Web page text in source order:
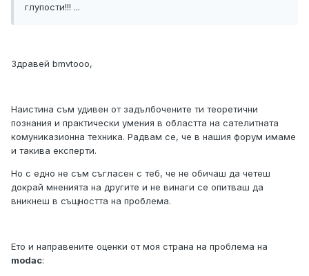
глупости!!! ...
Здравей bmvtooo,
Наистина съм удивен от задълбочените ти теоретични
познания и практически умения в областта на сателитната
комуниказионна техника. Радвам се, че в нашия форум имаме
и такива експерти.
Но с едно не съм съгласен с теб, че не обичаш да четеш
докрай мненията на другите и не винаги се опитваш да
вникнеш в същността на проблема.
Ето и направените оценки от моя страна на проблема на
modac: